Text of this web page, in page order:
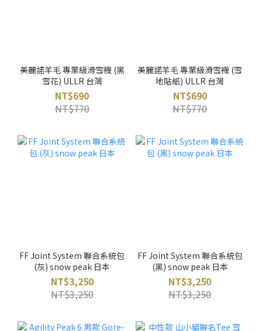
美麗諾羊毛 專業級滑雪襪 (黑
雪花) ULLR 台灣
NT$690
NT$770
美麗諾羊毛 專業級滑雪襪 (雪
地貼紙) ULLR 台灣
NT$690
NT$770
FF Joint System 聯合系統包
(灰) snow peak 日本
NT$3,250
NT$3,250
FF Joint System 聯合系統包
(黑) snow peak 日本
NT$3,250
NT$3,250